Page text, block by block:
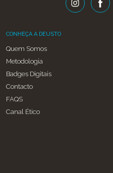
CONHEÇA A DEUSTO
Quem Somos
Metodologia
Badges Digitais
Contacto
FAQS
Canal Ético